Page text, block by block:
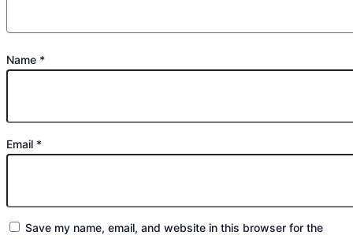
Name *
Email *
Save my name, email, and website in this browser for the